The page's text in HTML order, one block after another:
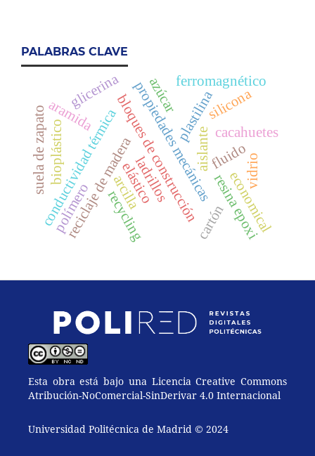
PALABRAS CLAVE
reciclaje de maderabloques de construcción
propiedades mecánicas
aislante
conductividad térmicaarcilla
plastilina
ladrillos
cacahuetes
fluido
ferromagnético
polímero elástico resina epoxi
recycling economical
aramida
bioplástico
glicerina silicona
suela de zapato vidrio
azúcar
cartón
Esta obra está bajo una Licencia Creative Commons
Atribución-NoComercial-SinDerivar 4.0 Internacional
Universidad Politécnica de Madrid © 2024